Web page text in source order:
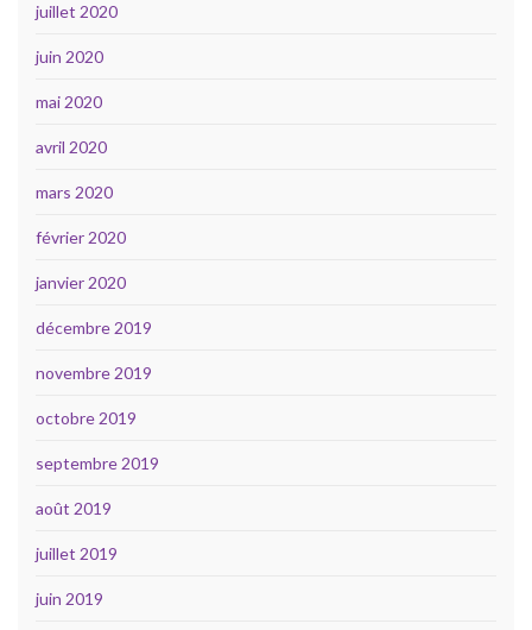
juillet 2020
juin 2020
mai 2020
avril 2020
mars 2020
février 2020
janvier 2020
décembre 2019
novembre 2019
octobre 2019
septembre 2019
août 2019
juillet 2019
juin 2019